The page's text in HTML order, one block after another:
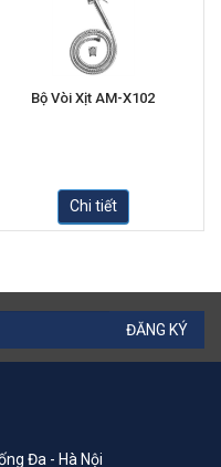
Bộ Vòi Xịt AM-X102
Chi tiết
ĐĂNG KÝ
Đa - Hà Nội